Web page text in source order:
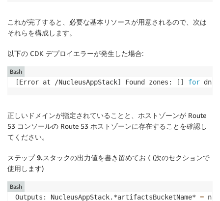
const nucleusServerInstance
      machineImage
nucleusServerAMI
      blockDevices
      vpc
vpc ,
: nucleusInstanceRole
      vpcSubnets
: vpc. selectSubnets ({subnetGroupName
      detailedMonitoring
: true,
} );
    Tags
. of(nucleusServerInstance ). add("Name",
}). overrideLogicalId 'domain');
これが完了すると、必要な基本リソースが用意されるので、次は
それらを構成します。
以下の CDK デプロイエラーが発生した場合:
[Error at /NucleusAppStack] Found zones: [ ] for
Bash
正しいドメインが指定されていることと、ホストゾーンが Route
53 コンソールの Route 53 ホストゾーンに存在することを確認し
てください。
ステップ 9.スタックの出力値を書き留めておく(次のセクションで
使用します)
Outputs: NucleusAppStack.*artifactsBucketName* =
Bash